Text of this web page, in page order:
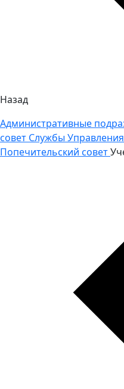
Назад
Административные
совет Службы Управления
Попечительский совет